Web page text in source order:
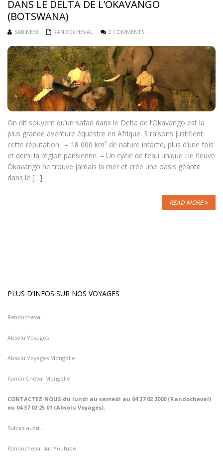
DANS LE DELTA DE L’OKAVANGO
(BOTSWANA)
SABINE38 RANDOCHEVAL 2 COMMENTS
On dit souvent qu’un safari dans le Delta de l’Okavango est la
plus grande aventure équestre en Afrique. 3 raisons justifient
cette réputation : – 18 000 km² de nature intacte, plus d’une fois
et demi la région parisienne. – Un cycle de l’eau unique : le fleuve
Okavango ne trouve jamais la mer et crée une oasis géante
dans le […]
READ MORE
PLUS D’INFOS SUR NOS VOYAGES
Randocheval
Absolu Voyages
Absolu Voyages Mongolie
Rando Cheval Mongolie
CONTACTEZ-NOUS du lundi au samedi au 04 37 02 2000 (Randocheval)
ou 04 37 02 25 01 (Absolu Voyages).
Suivez aussi…
Randocheval sur Youtube